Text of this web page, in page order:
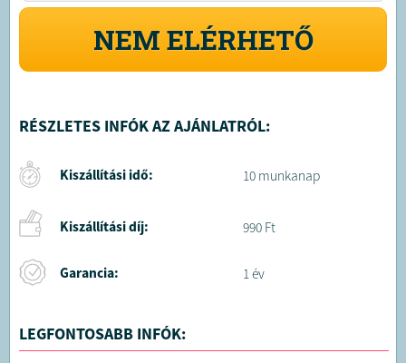
NEM ELÉRHETŐ
RÉSZLETES INFÓK AZ AJÁNLATRÓL:
Kiszállítási idő: 10 munkanap
Kiszállítási díj: 990 Ft
Garancia: 1 év
LEGFONTOSABB INFÓK: